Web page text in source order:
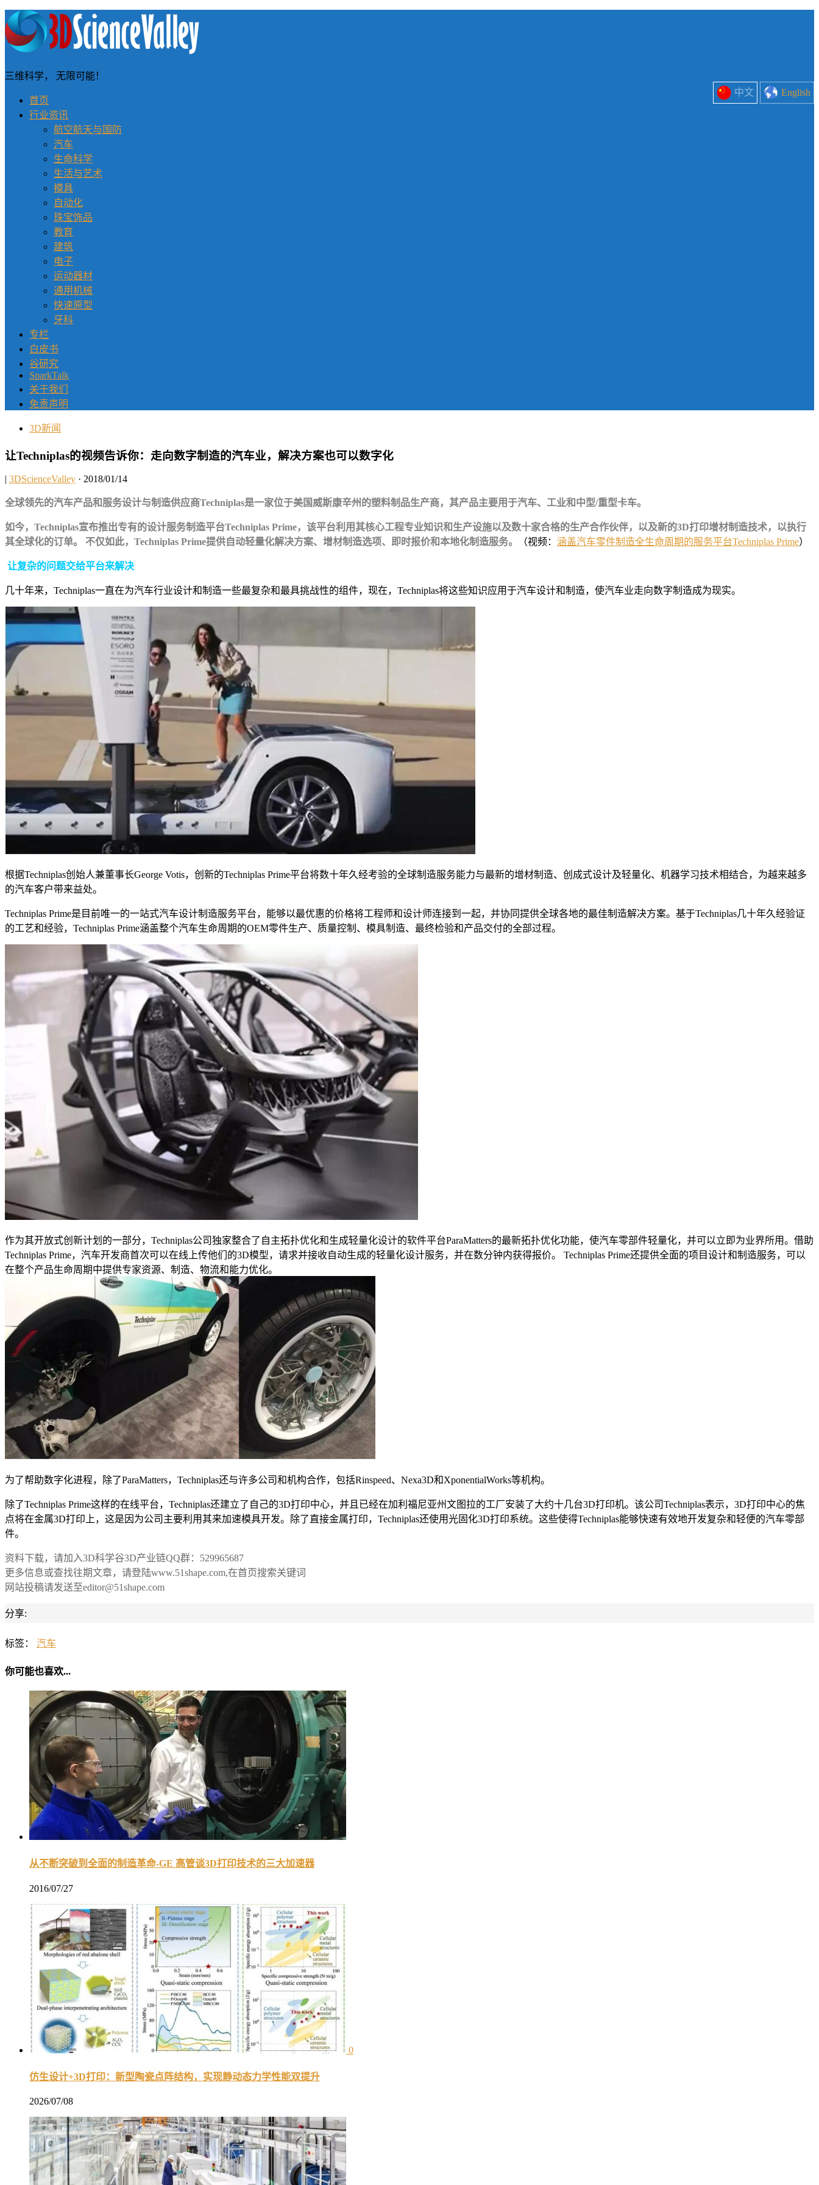
中文 English
三维科学， 无限可能！
首页
行业资讯
航空航天与国防
汽车
生命科学
生活与艺术
模具
自动化
珠宝饰品
教育
建筑
电子
运动器材
通用机械
快速原型
牙科
专栏
白皮书
谷研究
SparkTalk
关于我们
免责声明
3D新闻
让Techniplas的视频告诉你：走向数字制造的汽车业，解决方案也可以数字化
| 3DScienceValley · 2018/01/14
全球领先的汽车产品和服务设计与制造供应商Techniplas是一家位于美国威斯康辛州的塑料制品生产商，其产品主要用于汽车、工业和中型/重型卡车。
如今，Techniplas宣布推出专有的设计服务制造平台Techniplas Prime，该平台利用其核心工程专业知识和生产设施以及数十家合格的生产合作伙伴，以及新的3D打印增材制造技术，以执行
其全球化的订单。 不仅如此，Techniplas Prime提供自动轻量化解决方案、增材制造选项、即时报价和本地化制造服务。
（视频： 涵盖汽车零件制造全生命周期的服务平台Techniplas Prime）
让复杂的问题交给平台来解决
几十年来，Techniplas一直在为汽车行业设计和制造一些最复杂和最具挑战性的组件，现在，Techniplas将这些知识应用于汽车设计和制造，使汽车业走向数字制造成为现实。
根据Techniplas创始人兼董事长George Votis，创新的Techniplas Prime平台将数十年久经考验的全球制造服务能力与最新的增材制造、创成式设计及轻量化、机器学习技术相结合，为越来越多
的汽车客户带来益处。
Techniplas Prime是目前唯一的一站式汽车设计制造服务平台，能够以最优惠的价格将工程师和设计师连接到一起，并协同提供全球各地的最佳制造解决方案。基于Techniplas几十年久经验证
的工艺和经验，Techniplas Prime涵盖整个汽车生命周期的OEM零件生产、质量控制、模具制造、最终检验和产品交付的全部过程。
作为其开放式创新计划的一部分，Techniplas公司独家整合了自主拓扑优化和生成轻量化设计的软件平台ParaMatters的最新拓扑优化功能，使汽车零部件轻量化，并可以立即为业界所用。借助
Techniplas Prime，汽车开发商首次可以在线上传他们的3D模型，请求并接收自动生成的轻量化设计服务，并在数分钟内获得报价。 Techniplas Prime还提供全面的项目设计和制造服务，可以
在整个产品生命周期中提供专家资源、制造、物流和能力优化。
为了帮助数字化进程，除了ParaMatters，Techniplas还与许多公司和机构合作，包括Rinspeed、Nexa3D和XponentialWorks等机构。
除了Techniplas Prime这样的在线平台，Techniplas还建立了自己的3D打印中心，并且已经在加利福尼亚州文图拉的工厂安装了大约十几台3D打印机。该公司Techniplas表示，3D打印中心的焦
点将在金属3D打印上，这是因为公司主要利用其来加速模具开发。除了直接金属打印，Techniplas还使用光固化3D打印系统。这些使得Techniplas能够快速有效地开发复杂和轻便的汽车零部
件。
资料下载，请加入3D科学谷3D产业链QQ群：529965687
更多信息或查找往期文章，请登陆www.51shape.com,在首页搜索关键词
网站投稿请发送至editor@51shape.com
分享:
标签： 汽车
你可能也喜欢...
从不断突破到全面的制造革命-GE 高管谈3D打印技术的三大加速器
2016/07/27
0
仿生设计+3D打印：新型陶瓷点阵结构，实现静动态力学性能双提升
2026/07/08